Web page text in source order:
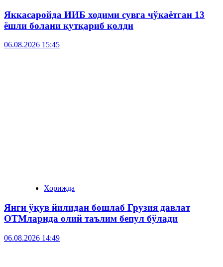
Яккасаройда ИИБ ходими сувга чўкаётган 13
ёшли болани қутқариб қолди
06.08.2026 15:45
Хорижда
Янги ўқув йилидан бошлаб Грузия давлат
ОТМларида олий таълим бепул бўлади
06.08.2026 14:49